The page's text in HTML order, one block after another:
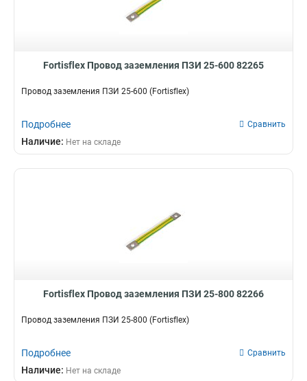
Fortisflex Провод заземления ПЗИ 25-600 82265
Провод заземления ПЗИ 25-600 (Fortisflex)
Подробнее Сравнить
Наличие: Нет на складе
Fortisflex Провод заземления ПЗИ 25-800 82266
Провод заземления ПЗИ 25-800 (Fortisflex)
Подробнее Сравнить
Наличие: Нет на складе